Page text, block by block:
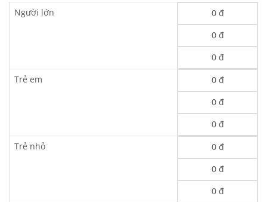
Người lớn 0 đ
0 đ
0 đ
Trẻ em 0 đ
0 đ
0 đ
Trẻ nhỏ 0 đ
0 đ
0 đ